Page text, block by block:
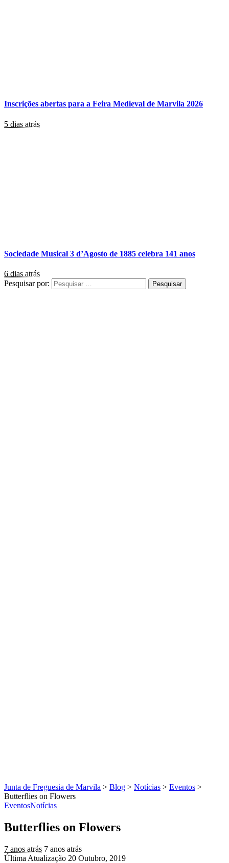
Inscrições abertas para a Feira Medieval de Marvila 2026
5 dias atrás
Sociedade Musical 3 d’Agosto de 1885 celebra 141 anos
6 dias atrás
Pesquisar por:
Junta de Freguesia de Marvila > Blog > Notícias > Eventos >
Butterflies on Flowers
EventosNotícias
Butterflies on Flowers
7 anos atrás 7 anos atrás
Última Atualização 20 Outubro, 2019